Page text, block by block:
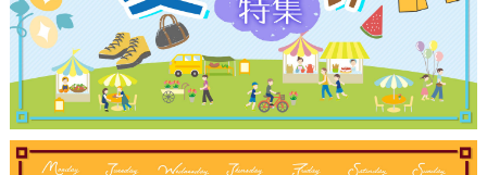
ランキング
ブログ記事